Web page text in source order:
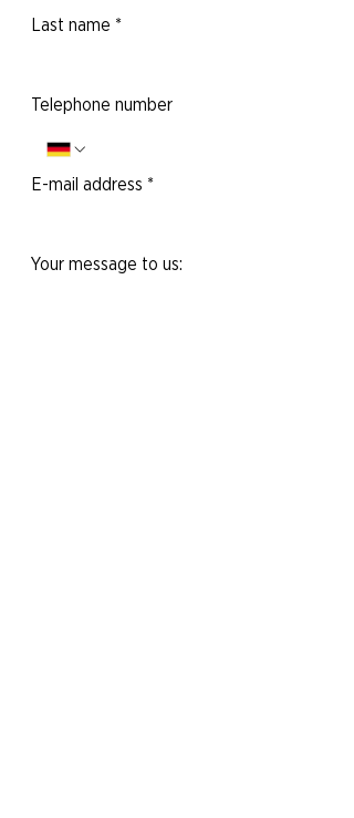
Last name *
Telephone number
E-mail address *
Your message to us: